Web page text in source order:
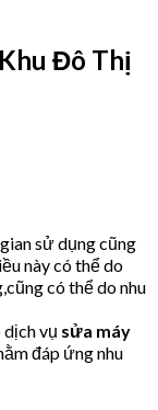
Đô Thị
sử dụng cũng
này có thể do
có thể do nhu
dịch vụ sửa máy
đáp ứng nhu